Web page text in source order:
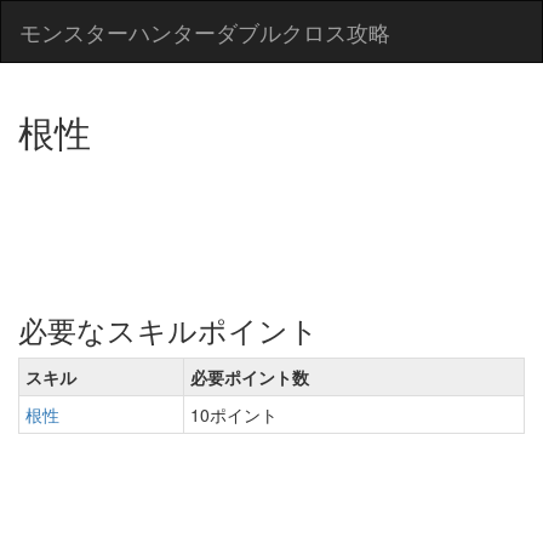
モンスターハンターダブルクロス攻略
根性
必要なスキルポイント
スキル
必要ポイント数
根性
10ポイント